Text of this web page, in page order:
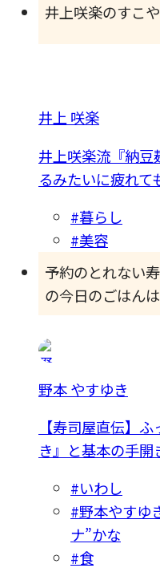
井上咲楽のすこ
井上 咲楽
井上咲楽流『納豆
るみたいに疲れて
#暮らし
#美容
予約のとれない
の今日のごはん
野本 やすゆき
【寿司屋直伝】
き』と基本の手開
#いわし
#野本やすゆ
ナ”かな
#食